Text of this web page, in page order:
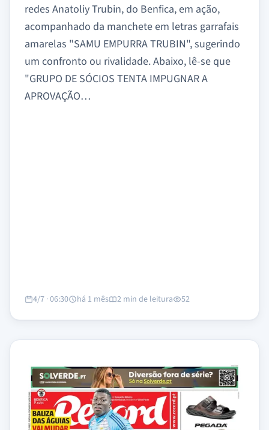
redes Anatoliy Trubin, do Benfica, em ação,
acompanhado da manchete em letras garrafais
amarelas "SAMU EMPURRA TRUBIN", sugerindo
um confronto ou rivalidade. Abaixo, lê-se que
"GRUPO DE SÓCIOS TENTA IMPUGNAR A
APROVAÇÃO…
4/7 · 06:30 há 1 mês 2 min de leitura 52